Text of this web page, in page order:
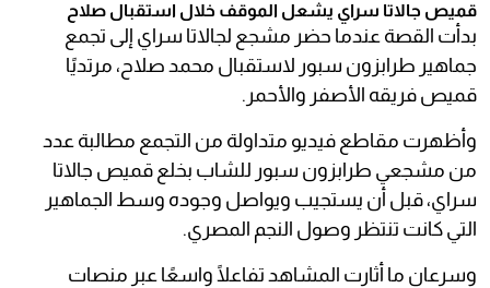
قميص جالاتا سراي يشعل الموقف خلال استقبال صلاح
بدأت القصة عندما حضر مشجع لجالاتا سراي إلى تجمع
جماهير طرابزون سبور لاستقبال محمد صلاح، مرتديًا
قميص فريقه الأصفر والأحمر.
وأظهرت مقاطع فيديو متداولة من التجمع مطالبة عدد
من مشجعي طرابزون سبور للشاب بخلع قميص جالاتا
سراي، قبل أن يستجيب ويواصل وجوده وسط الجماهير
التي كانت تنتظر وصول النجم المصري.
وسرعان ما أثارت المشاهد تفاعلًا واسعًا عبر منصات